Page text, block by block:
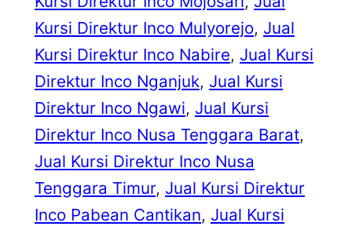
Kursi Direktur Inco Mulyorejo, Jual
Kursi Direktur Inco Nabire, Jual Kursi
Direktur Inco Nganjuk, Jual Kursi
Direktur Inco Ngawi, Jual Kursi
Direktur Inco Nusa Tenggara Barat
Jual Kursi Direktur Inco Nusa
Tenggara Timur, Jual Kursi Direktur
Inco Pabean Cantikan, Jual Kursi